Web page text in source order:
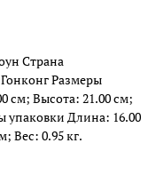
Страна
Размеры
см; Высота: 21.00 см;
упаковки Длина: 16.00
Вес: 0.95 кг.